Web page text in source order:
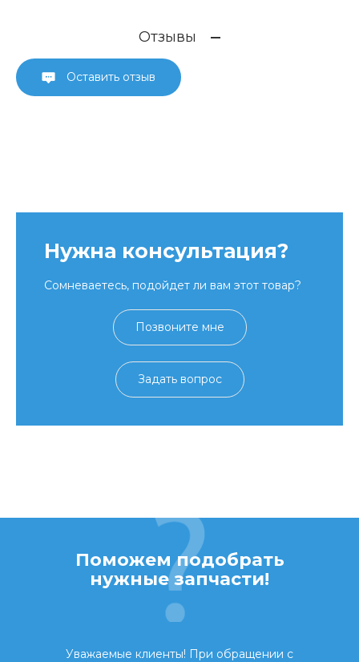
Отзывы
Оставить отзыв
Нужна консультация?
Сомневаетесь, подойдет ли вам этот товар?
Позвоните мне
Задать вопрос
Поможем подобрать
нужные запчасти!
Уважаемые клиенты! При обращении с